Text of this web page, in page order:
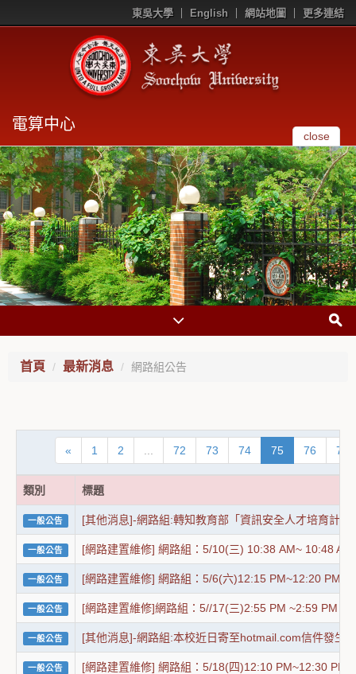
東吳大學 English 網站地圖 更多連結
電算中心
close
首頁 最新消息 網路組公告
« 1 2 72 73 74 75 76 77
類別 標題
一般公告 [其他消息]-網路組:轉知教育部「資訊安全人才培育計
一般公告 [網路建置維修] 網路組：5/10(三) 10:38 AM~ 10:48
一般公告 [網路建置維修] 網路組：5/6(六)12:15 PM~12:20 PM
一般公告 [網路建置維修]網路組：5//17(三)2:55 PM ~2:59 PM
一般公告 [其他消息]-網路組:本校近日寄至hotmail.com信件發生
一般公告 [網路建置維修] 網路組：5/18(四)12:10 PM~12:30 PM